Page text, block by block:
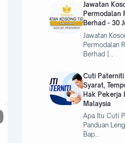
Jawatan
Permodalan
Berhad - 30
Jawatan
Permodalan
Cuti
Syarat,
Hak Pekerja
Malaysia
Apa Itu Cuti
Panduan
Bap…